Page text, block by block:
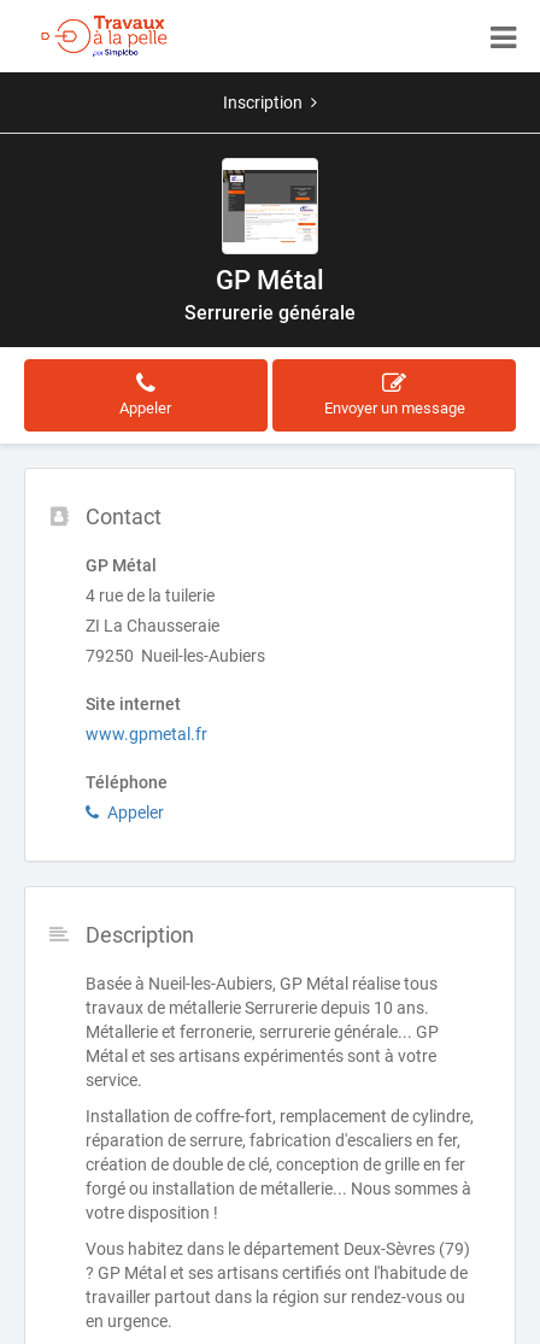
Inscription
GP Métal
Serrurerie générale
Appeler Envoyer un message
Contact
GP Métal
4 rue de la tuilerie
ZI La Chausseraie
79250 Nueil-les-Aubiers
Site internet
www.gpmetal.fr
Téléphone
Appeler
Description
Basée à Nueil-les-Aubiers, GP Métal réalise tous
travaux de métallerie Serrurerie depuis 10 ans.
Métallerie et ferronerie, serrurerie générale... GP
Métal et ses artisans expérimentés sont à votre
service.
Installation de coffre-fort, remplacement de cylindre,
réparation de serrure, fabrication d'escaliers en fer,
création de double de clé, conception de grille en fer
forgé ou installation de métallerie... Nous sommes à
votre disposition !
Vous habitez dans le département Deux-Sèvres (79)
? GP Métal et ses artisans certifiés ont l'habitude de
travailler partout dans la région sur rendez-vous ou
en urgence.